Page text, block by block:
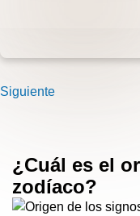
Siguiente
¿Cuál es el
zodíaco?